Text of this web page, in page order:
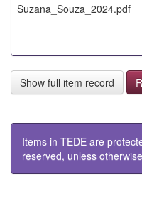
Suzana_Souza_2024.pdf
Show full item record
Items in TEDE are
reserved, unless